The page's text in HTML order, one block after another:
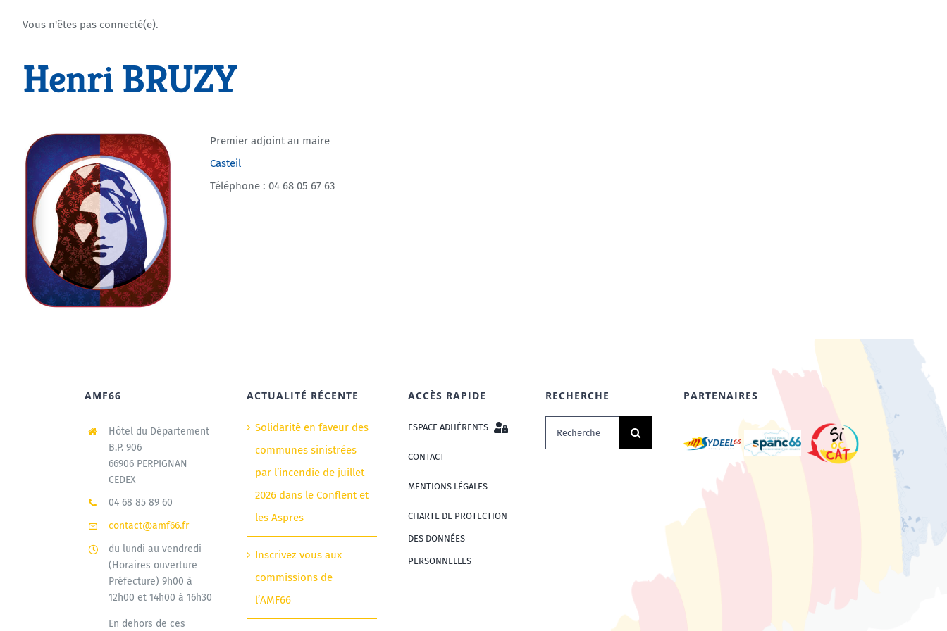
Vous n'êtes pas connecté(e).
Henri BRUZY
Premier adjoint au maire
Casteil
Téléphone : 04 68 05 67 63
AMF66
Hôtel du Département
B.P. 906
66906 PERPIGNAN
CEDEX
04 68 85 89 60
contact@amf66.fr
du lundi au vendredi
(Horaires ouverture
Préfecture) 9h00 à
12h00 et 14h00 à 16h30
En dehors de ces
ACTUALITÉ RÉCENTE
Solidarité en faveur des
communes sinistrées
par l’incendie de juillet
2026 dans le Conflent et
les Aspres
Inscrivez vous aux
commissions de
l’AMF66
ACCÈS RAPIDE
ESPACE ADHÉRENTS
CONTACT
MENTIONS LÉGALES
CHARTE DE PROTECTION
DES DONNÉES
PERSONNELLES
RECHERCHE
Rechercher:
PARTENAIRES